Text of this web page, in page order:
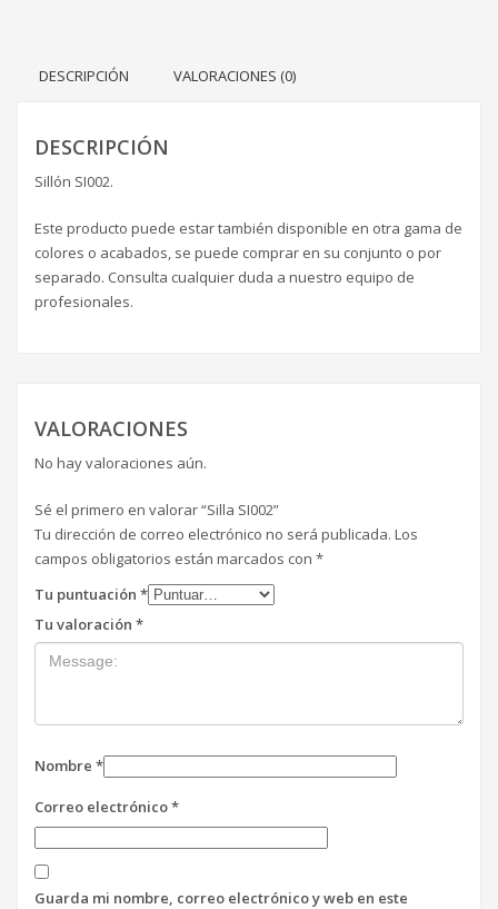
DESCRIPCIÓN VALORACIONES (0)
DESCRIPCIÓN
Sillón SI002.
Este producto puede estar también disponible en otra gama de
colores o acabados, se puede comprar en su conjunto o por
separado. Consulta cualquier duda a nuestro equipo de
profesionales.
VALORACIONES
No hay valoraciones aún.
Sé el primero en valorar “Silla SI002”
Tu dirección de correo electrónico no será publicada. Los
campos obligatorios están marcados con *
Tu puntuación *
Tu valoración *
Nombre *
Correo electrónico*
Guarda mi nombre, correo electrónico y web en este